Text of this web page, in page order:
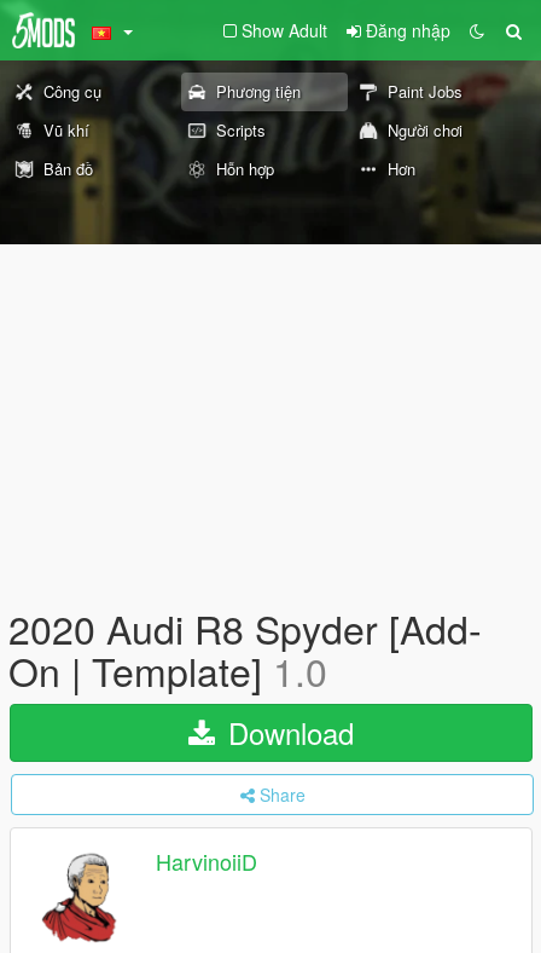
Show Adult Đăng nhập
Công cụ Phương tiện
Paint Jobs
Vũ khí
Scripts
Người chơi
Bản đồ
Hỗn hợp Hơn
2020 Audi R8 Spyder [Add-
On | Template] 1.0
Download
Share
HarvinoiiD